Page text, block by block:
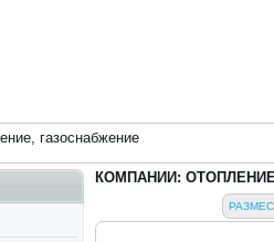
газоснабжение
КОМПАНИИ: